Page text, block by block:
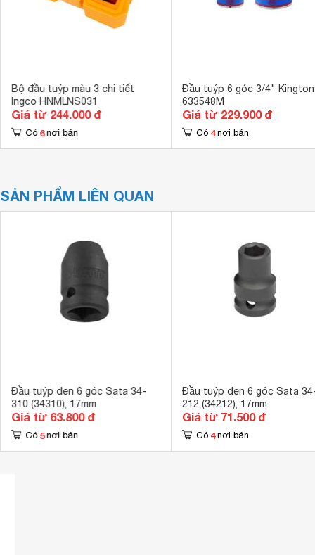
Bộ đầu tuýp màu 3 chi tiết
Ingco HNMLNS031
Giá từ 244.000 đ
Có 6 nơi bán
Đầu tuýp 6 góc 3/4"
633548M
Giá từ 229.900 đ
Có 4 nơi bán
SẢN PHẨM LIÊN QUAN
Đầu tuýp đen 6 góc Sata 34-
310 (34310), 17mm
Giá từ 63.800 đ
Có 5 nơi bán
Đầu tuýp đen 6 góc Sata
212 (34212), 17mm
Giá từ 71.500 đ
Có 4 nơi bán